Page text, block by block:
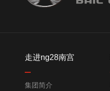
走进ng28南宫
集团简介